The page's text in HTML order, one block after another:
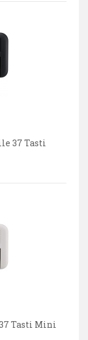
37 Tasti
Tasti Mini